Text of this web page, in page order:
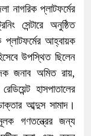
নাগরিক প্লাটফর্মের
সেন্টারে অনুষ্ঠিত
আহ্বায়ক
উপস্থিত ছিলেন
জনাব অমিত রায়,
হাসপাতালের
আব্দুস সামাদ।
গণতন্ত্রের জন্য